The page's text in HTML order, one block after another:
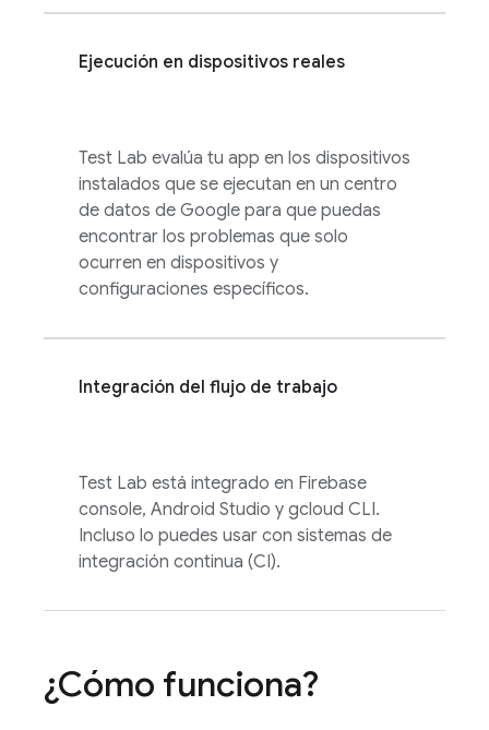
Ejecución en dispositivos reales
Test Lab evalúa tu app en los dispositivos
instalados que se ejecutan en un centro
de datos de Google para que puedas
encontrar los problemas que solo
ocurren en dispositivos y
configuraciones específicos.
Integración del flujo de trabajo
Test Lab está integrado en Firebase
console, Android Studio y gcloud CLI.
Incluso lo puedes usar con sistemas de
integración continua (CI).
¿Cómo funciona?